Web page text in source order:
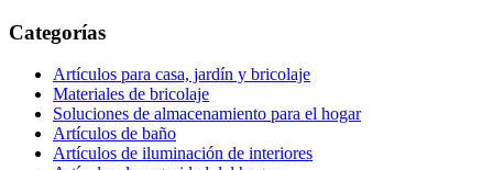
Categorías
Artículos para casa, jardín y bricolaje
Materiales de bricolaje
Soluciones de almacenamiento para el hogar
Artículos de baño
Artículos de iluminación de interiores